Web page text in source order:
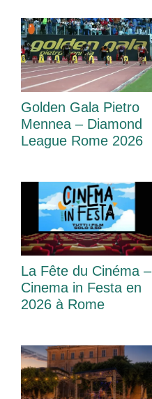
Golden Gala Pietro
Mennea – Diamond
League Rome 2026
La Fête du Cinéma –
Cinema in Festa en
2026 à Rome